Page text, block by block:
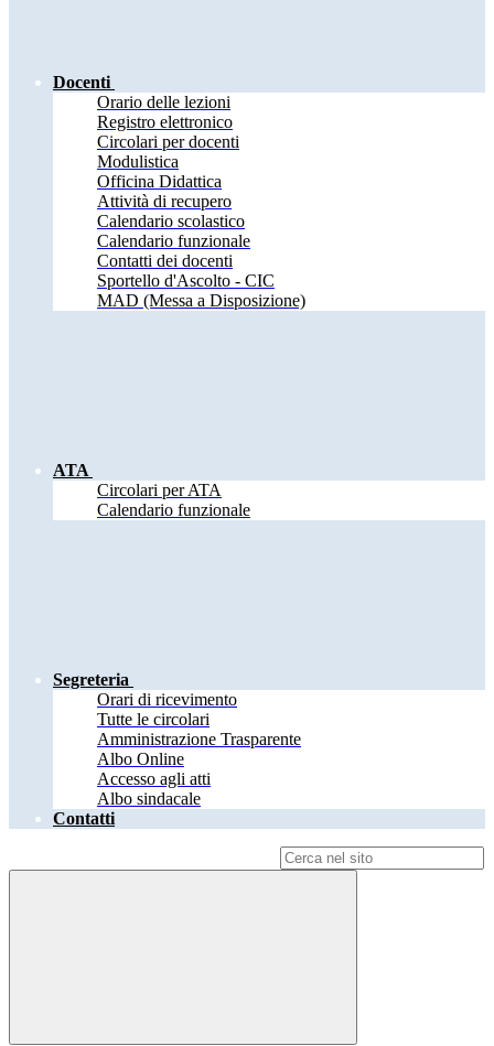
Docenti
Orario delle lezioni
Registro elettronico
Circolari per docenti
Modulistica
Officina Didattica
Attività di recupero
Calendario scolastico
Calendario funzionale
Contatti dei docenti
Sportello d'Ascolto - CIC
MAD (Messa a Disposizione)
ATA
Circolari per ATA
Calendario funzionale
Segreteria
Orari di ricevimento
Tutte le circolari
Amministrazione Trasparente
Albo Online
Accesso agli atti
Albo sindacale
Contatti